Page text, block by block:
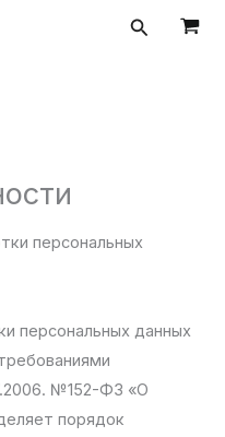
Поиск
персональных
персональных данных
№152-ФЗ «О
порядок